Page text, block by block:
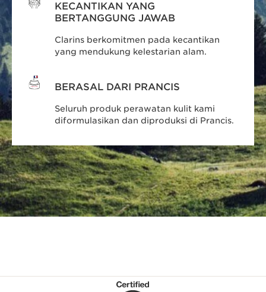
KECANTIKAN YANG
BERTANGGUNG JAWAB
Clarins berkomitmen pada kecantikan
yang mendukung kelestarian alam.
BERASAL DARI PRANCIS
Seluruh produk perawatan kulit kami
diformulasikan dan diproduksi di Prancis.